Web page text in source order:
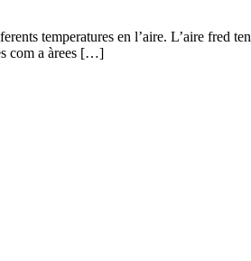
temperatures en l’aire. L’aire fred
com a àrees […]